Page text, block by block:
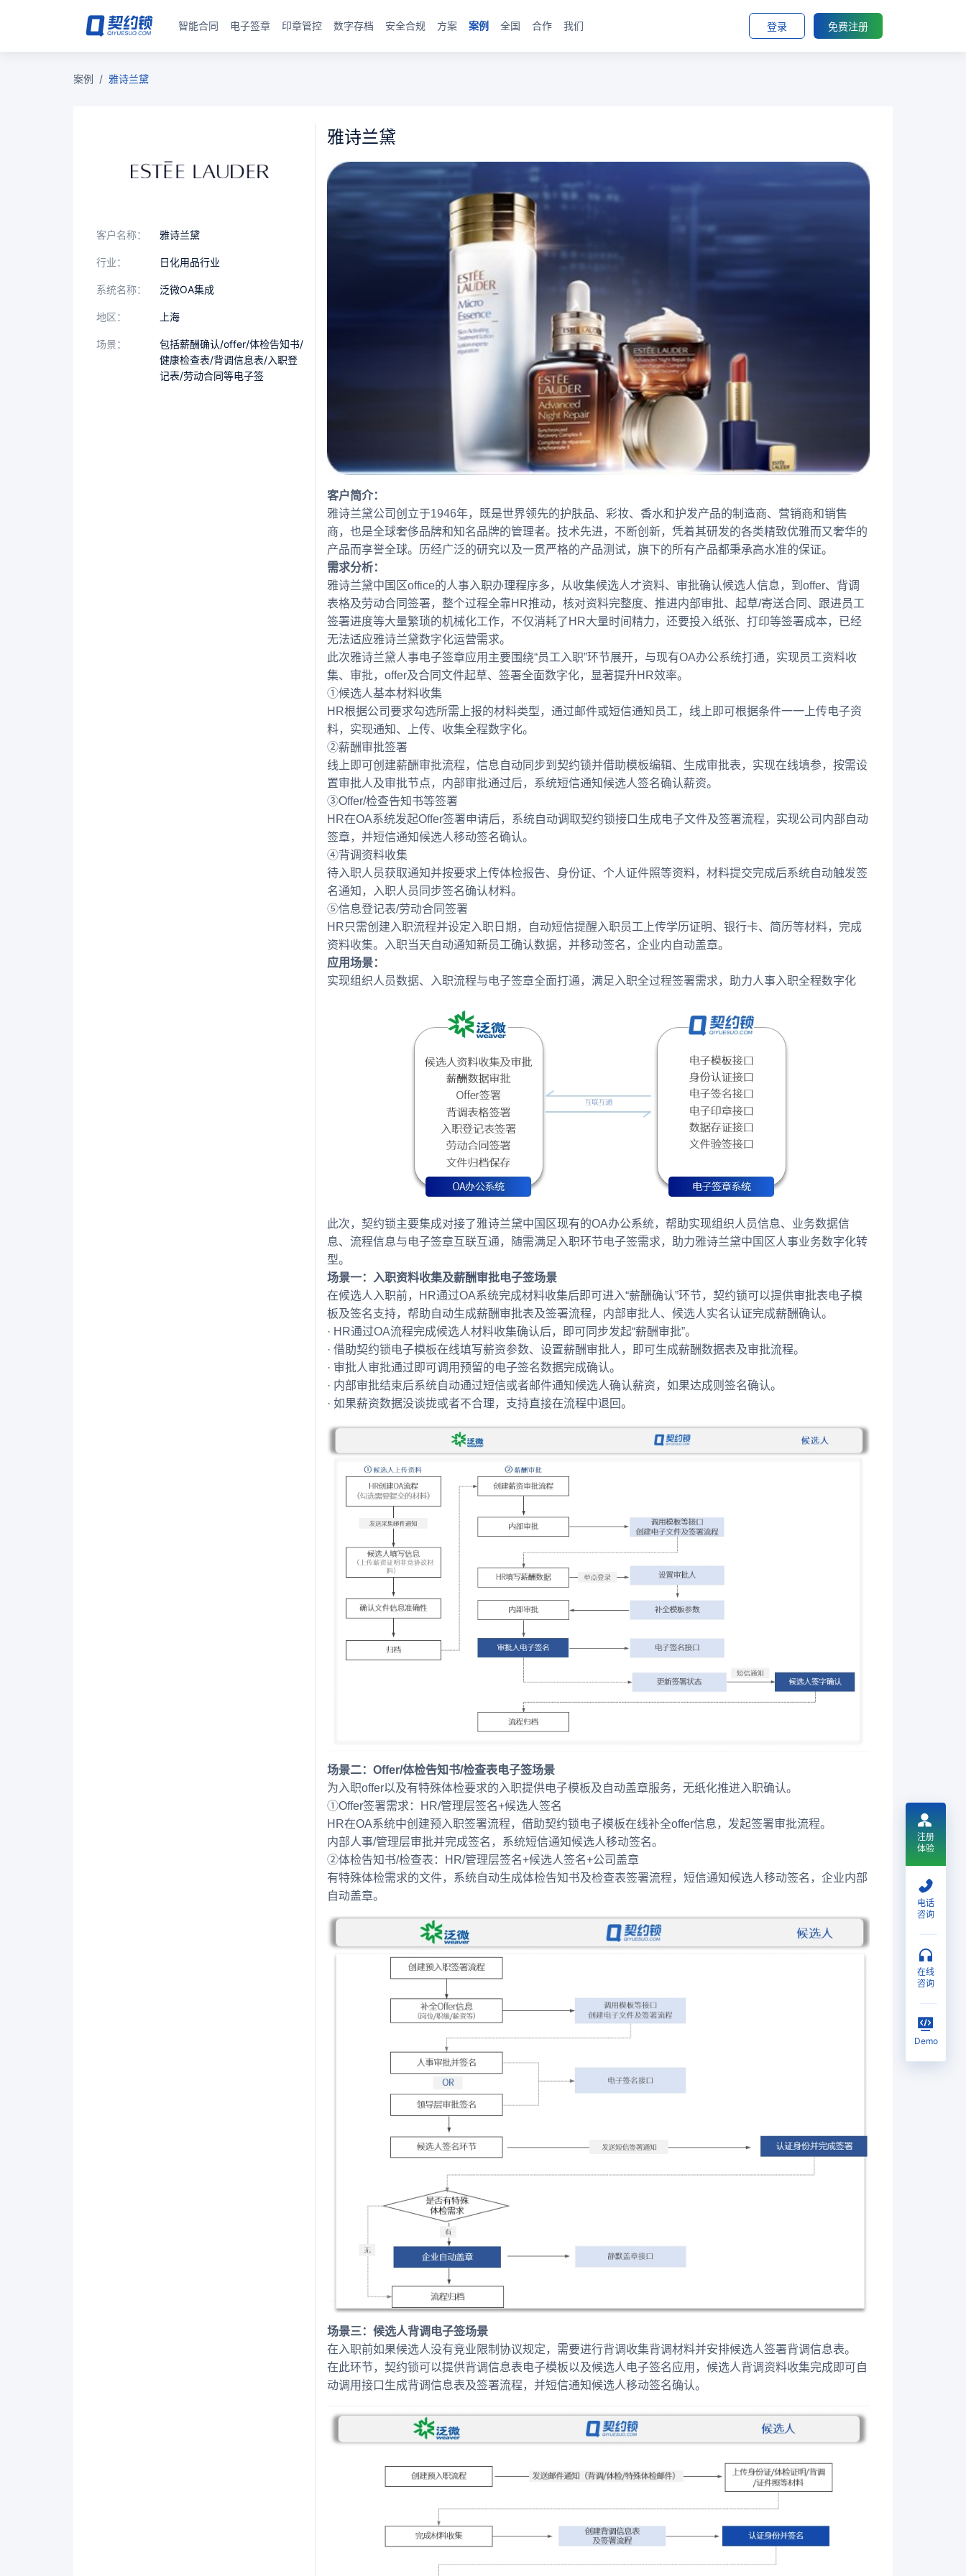
智能合同 电子签章 印章管控 数字存档 安全合规 方案 案例 全国 合作 我们 登录 免费注册
案例 / 雅诗兰黛
客户名称： 雅诗兰黛
行业： 日化用品行业
系统名称： 泛微OA集成
地区： 上海
场景：
包括薪酬确认/offer/体检告知书/
健康检查表/背调信息表/入职登
记表/劳动合同等电子签
雅诗兰黛
客户简介：
雅诗兰黛公司创立于1946年，既是世界领先的护肤品、彩妆、香水和护发产品的制造商、营销商和销售
商，也是全球奢侈品牌和知名品牌的管理者。技术先进，不断创新，凭着其研发的各类精致优雅而又奢华的
产品而享誉全球。历经广泛的研究以及一贯严格的产品测试，旗下的所有产品都秉承高水准的保证。
需求分析：
雅诗兰黛中国区office的人事入职办理程序多，从收集候选人才资料、审批确认候选人信息，到offer、背调
表格及劳动合同签署，整个过程全靠HR推动，核对资料完整度、推进内部审批、起草/寄送合同、跟进员工
签署进度等大量繁琐的机械化工作，不仅消耗了HR大量时间精力，还要投入纸张、打印等签署成本，已经
无法适应雅诗兰黛数字化运营需求。
此次雅诗兰黛人事电子签章应用主要围绕“员工入职”环节展开，与现有OA办公系统打通，实现员工资料收
集、审批，offer及合同文件起草、签署全面数字化，显著提升HR效率。
①候选人基本材料收集
HR根据公司要求勾选所需上报的材料类型，通过邮件或短信通知员工，线上即可根据条件一一上传电子资
料，实现通知、上传、收集全程数字化。
②薪酬审批签署
线上即可创建薪酬审批流程，信息自动同步到契约锁并借助模板编辑、生成审批表，实现在线填参，按需设
置审批人及审批节点，内部审批通过后，系统短信通知候选人签名确认薪资。
③Offer/检查告知书等签署
HR在OA系统发起Offer签署申请后，系统自动调取契约锁接口生成电子文件及签署流程，实现公司内部自动
签章，并短信通知候选人移动签名确认。
④背调资料收集
待入职人员获取通知并按要求上传体检报告、身份证、个人证件照等资料，材料提交完成后系统自动触发签
名通知，入职人员同步签名确认材料。
⑤信息登记表/劳动合同签署
HR只需创建入职流程并设定入职日期，自动短信提醒入职员工上传学历证明、银行卡、简历等材料，完成
资料收集。入职当天自动通知新员工确认数据，并移动签名，企业内自动盖章。
应用场景：
实现组织人员数据、入职流程与电子签章全面打通，满足入职全过程签署需求，助力人事入职全程数字化
此次，契约锁主要集成对接了雅诗兰黛中国区现有的OA办公系统，帮助实现组织人员信息、业务数据信
息、流程信息与电子签章互联互通，随需满足入职环节电子签需求，助力雅诗兰黛中国区人事业务数字化转
型。
场景一：入职资料收集及薪酬审批电子签场景
在候选人入职前，HR通过OA系统完成材料收集后即可进入“薪酬确认”环节，契约锁可以提供审批表电子模
板及签名支持，帮助自动生成薪酬审批表及签署流程，内部审批人、候选人实名认证完成薪酬确认。
· HR通过OA流程完成候选人材料收集确认后，即可同步发起“薪酬审批”。
· 借助契约锁电子模板在线填写薪资参数、设置薪酬审批人，即可生成薪酬数据表及审批流程。
· 审批人审批通过即可调用预留的电子签名数据完成确认。
· 内部审批结束后系统自动通过短信或者邮件通知候选人确认薪资，如果达成则签名确认。
· 如果薪资数据没谈拢或者不合理，支持直接在流程中退回。
场景二：Offer/体检告知书/检查表电子签场景
为入职offer以及有特殊体检要求的入职提供电子模板及自动盖章服务，无纸化推进入职确认。
①Offer签署需求：HR/管理层签名+候选人签名
HR在OA系统中创建预入职签署流程，借助契约锁电子模板在线补全offer信息，发起签署审批流程。
内部人事/管理层审批并完成签名，系统短信通知候选人移动签名。
②体检告知书/检查表：HR/管理层签名+候选人签名+公司盖章
有特殊体检需求的文件，系统自动生成体检告知书及检查表签署流程，短信通知候选人移动签名，企业内部
自动盖章。
场景三：候选人背调电子签场景
在入职前如果候选人没有竞业限制协议规定，需要进行背调收集背调材料并安排候选人签署背调信息表。
在此环节，契约锁可以提供背调信息表电子模板以及候选人电子签名应用，候选人背调资料收集完成即可自
动调用接口生成背调信息表及签署流程，并短信通知候选人移动签名确认。
注册
体验
电话
咨询
在线
咨询
Demo